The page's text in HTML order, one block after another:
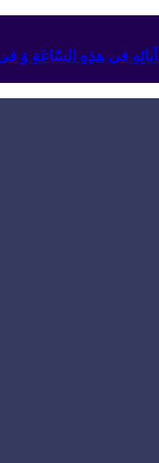
فی هذِهِ السّاعَةِ وَ